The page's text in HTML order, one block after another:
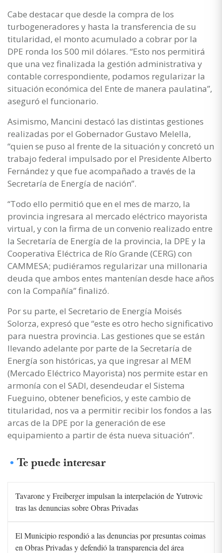
Cabe destacar que desde la compra de los
turbogeneradores y hasta la transferencia de su
titularidad, el monto acumulado a cobrar por la
DPE ronda los 500 mil dólares. “Esto nos permitirá
que una vez finalizada la gestión administrativa y
contable correspondiente, podamos regularizar la
situación económica del Ente de manera paulatina”,
aseguró el funcionario.
Asimismo, Mancini destacó las distintas gestiones
realizadas por el Gobernador Gustavo Melella,
“quien se puso al frente de la situación y concretó un
trabajo federal impulsado por el Presidente Alberto
Fernández y que fue acompañado a través de la
Secretaría de Energía de nación”.
“Todo ello permitió que en el mes de marzo, la
provincia ingresara al mercado eléctrico mayorista
virtual, y con la firma de un convenio realizado entre
la Secretaría de Energía de la provincia, la DPE y la
Cooperativa Eléctrica de Río Grande (CERG) con
CAMMESA; pudiéramos regularizar una millonaria
deuda que ambos entes mantenían desde hace años
con la Compañía” finalizó.
Por su parte, el Secretario de Energía Moisés
Solorza, expresó que “este es otro hecho significativo
para nuestra provincia. Las gestiones que se están
llevando adelante por parte de la Secretaría de
Energía son históricas, ya que ingresar al MEM
(Mercado Eléctrico Mayorista) nos permite estar en
armonía con el SADI, desendeudar el Sistema
Fueguino, obtener beneficios, y este cambio de
titularidad, nos va a permitir recibir los fondos a las
arcas de la DPE por la generación de ese
equipamiento a partir de ésta nueva situación”.
Te puede interesar
Tavarone y Freiberger impulsan la interpelación de Yutrovic
tras las denuncias sobre Obras Privadas
El Municipio respondió a las denuncias por presuntas coimas
en Obras Privadas y defendió la transparencia del área